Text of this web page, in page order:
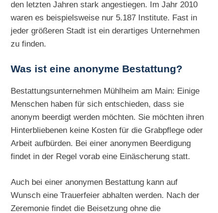
den letzten Jahren stark angestiegen. Im Jahr 2010
waren es beispielsweise nur 5.187 Institute. Fast in
jeder größeren Stadt ist ein derartiges Unternehmen
zu finden.
Was ist eine anonyme Bestattung?
Bestattungsunternehmen Mühlheim am Main: Einige
Menschen haben für sich entschieden, dass sie
anonym beerdigt werden möchten. Sie möchten ihren
Hinterbliebenen keine Kosten für die Grabpflege oder
Arbeit aufbürden. Bei einer anonymen Beerdigung
findet in der Regel vorab eine Einäscherung statt.
Auch bei einer anonymen Bestattung kann auf
Wunsch eine Trauerfeier abhalten werden. Nach der
Zeremonie findet die Beisetzung ohne die